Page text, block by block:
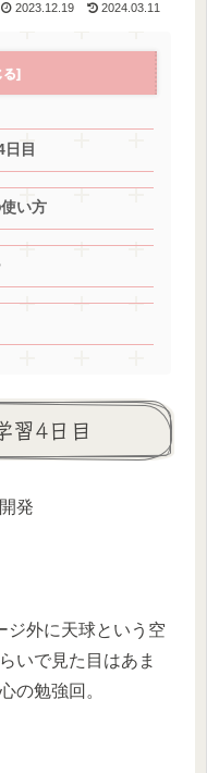
2023.12.19 2024.03.11
目
い方
習4日目
発
ジ外に天球という空
いで見た目はあま
の勉強回。